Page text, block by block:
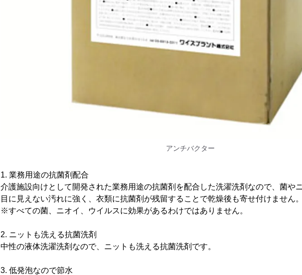
アンチバクター
1. 業務用途の抗菌剤配合
介護施設向けとして開発された業務用途の抗菌剤を配合した洗濯洗剤なので、菌や
目に見えない汚れに強く、衣類に抗菌剤が残留することで乾燥後も寄せ付けません。
※すべての菌、ニオイ、ウイルスに効果があるわけではありません。
2. ニットも洗える抗菌洗剤
中性の液体洗濯洗剤なので、ニットも洗える抗菌洗剤です。
3. 低発泡なので節水